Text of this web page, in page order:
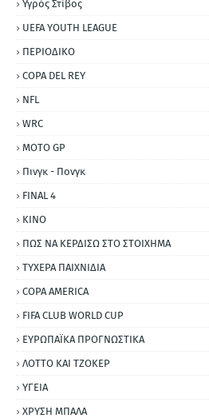
Υγρός Στίβος
UEFA YOUTH LEAGUE
ΠΕΡΙΟΔΙΚΟ
COPA DEL REY
NFL
WRC
MOTO GP
Πινγκ - Πονγκ
FINAL 4
ΚΙΝΟ
ΠΩΣ ΝΑ ΚΕΡΔΙΣΩ ΣΤΟ ΣΤΟΙΧΗΜΑ
ΤΥΧΕΡΑ ΠΑΙΧΝΙΔΙΑ
COPA AMERICA
FIFA CLUB WORLD CUP
ΕΥΡΩΠΑΪΚΑ ΠΡΟΓΝΩΣΤΙΚΑ
ΛΟΤΤΟ ΚΑΙ ΤΖΟΚΕΡ
ΥΓΕΙΑ
ΧΡΥΣΗ ΜΠΑΛΑ